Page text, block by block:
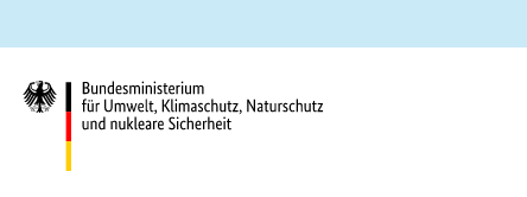
Hauptinhalt
springen
Suche
springen
Hauptnavigation
springen